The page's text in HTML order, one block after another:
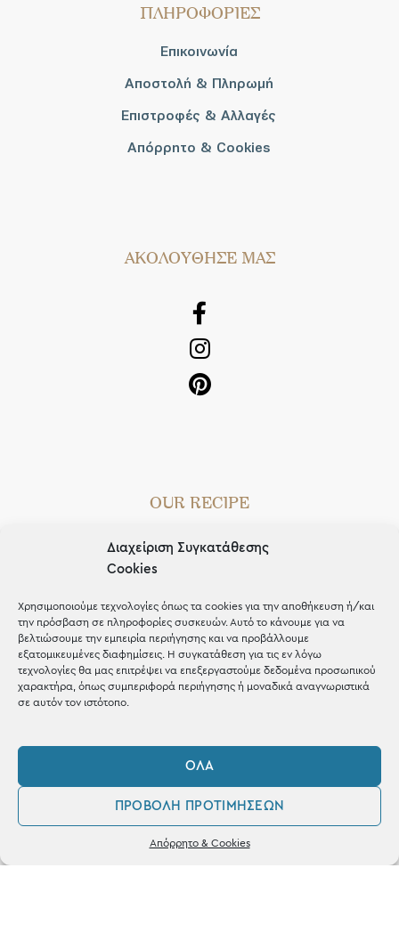
Διαχείριση Συγκατάθεσης
Cookies
Χρησιμοποιούμε τεχνολογίες όπως τα cookies για την αποθήκευση ή/και
την πρόσβαση σε πληροφορίες συσκευών. Αυτό το κάνουμε για να
βελτιώσουμε την εμπειρία περιήγησης και να προβάλλουμε
εξατομικευμένες διαφημίσεις. Η συγκατάθεση για τις εν λόγω
τεχνολογίες θα μας επιτρέψει να επεξεργαστούμε δεδομένα προσωπικού
χαρακτήρα, όπως συμπεριφορά περιήγησης ή μοναδικά αναγνωριστικά
σε αυτόν τον ιστότοπο.
ΌΛΑ
ΠΡΟΒΟΛΉ ΠΡΟΤΙΜΉΣΕΩΝ
Απόρρητο & Cookies
ΠΛΗΡΟΦΟΡΙΕΣ
Επικοινωνία
Αποστολή & Πληρωμή
Επιστροφές & Αλλαγές
Απόρρητο & Cookies
AΚΟΛΟΥΘΗΣΕ ΜΑΣ
OUR RECIPE
Gifts
Blog
Shop the look
ΚΑΤΑΣΤΗΜΑ
Σταθά 17, 38221 Βόλος
Δευ / Τετ / Σαβ: 09:00 - 15:00
0